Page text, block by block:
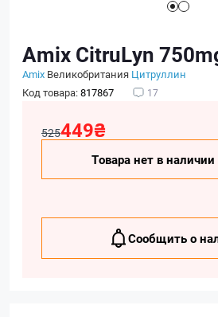
Amix CitruLyn
Amix Великобритания Цитруллин
Код товара:817867 17
525449₴
Товара нет в наличии
Сообщить о